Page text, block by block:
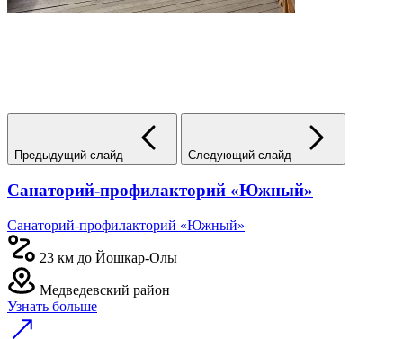
Предыдущий слайд Следующий слайд
Санаторий-профилакторий «Южный»
Санаторий-профилакторий «Южный»
23 км до Йошкар-Олы
Медведевский район
Узнать больше